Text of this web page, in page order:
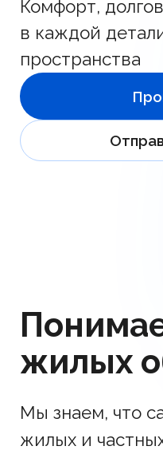
Пройти
должна быть не
но и эстетически
в интерьер,
на долгие годы